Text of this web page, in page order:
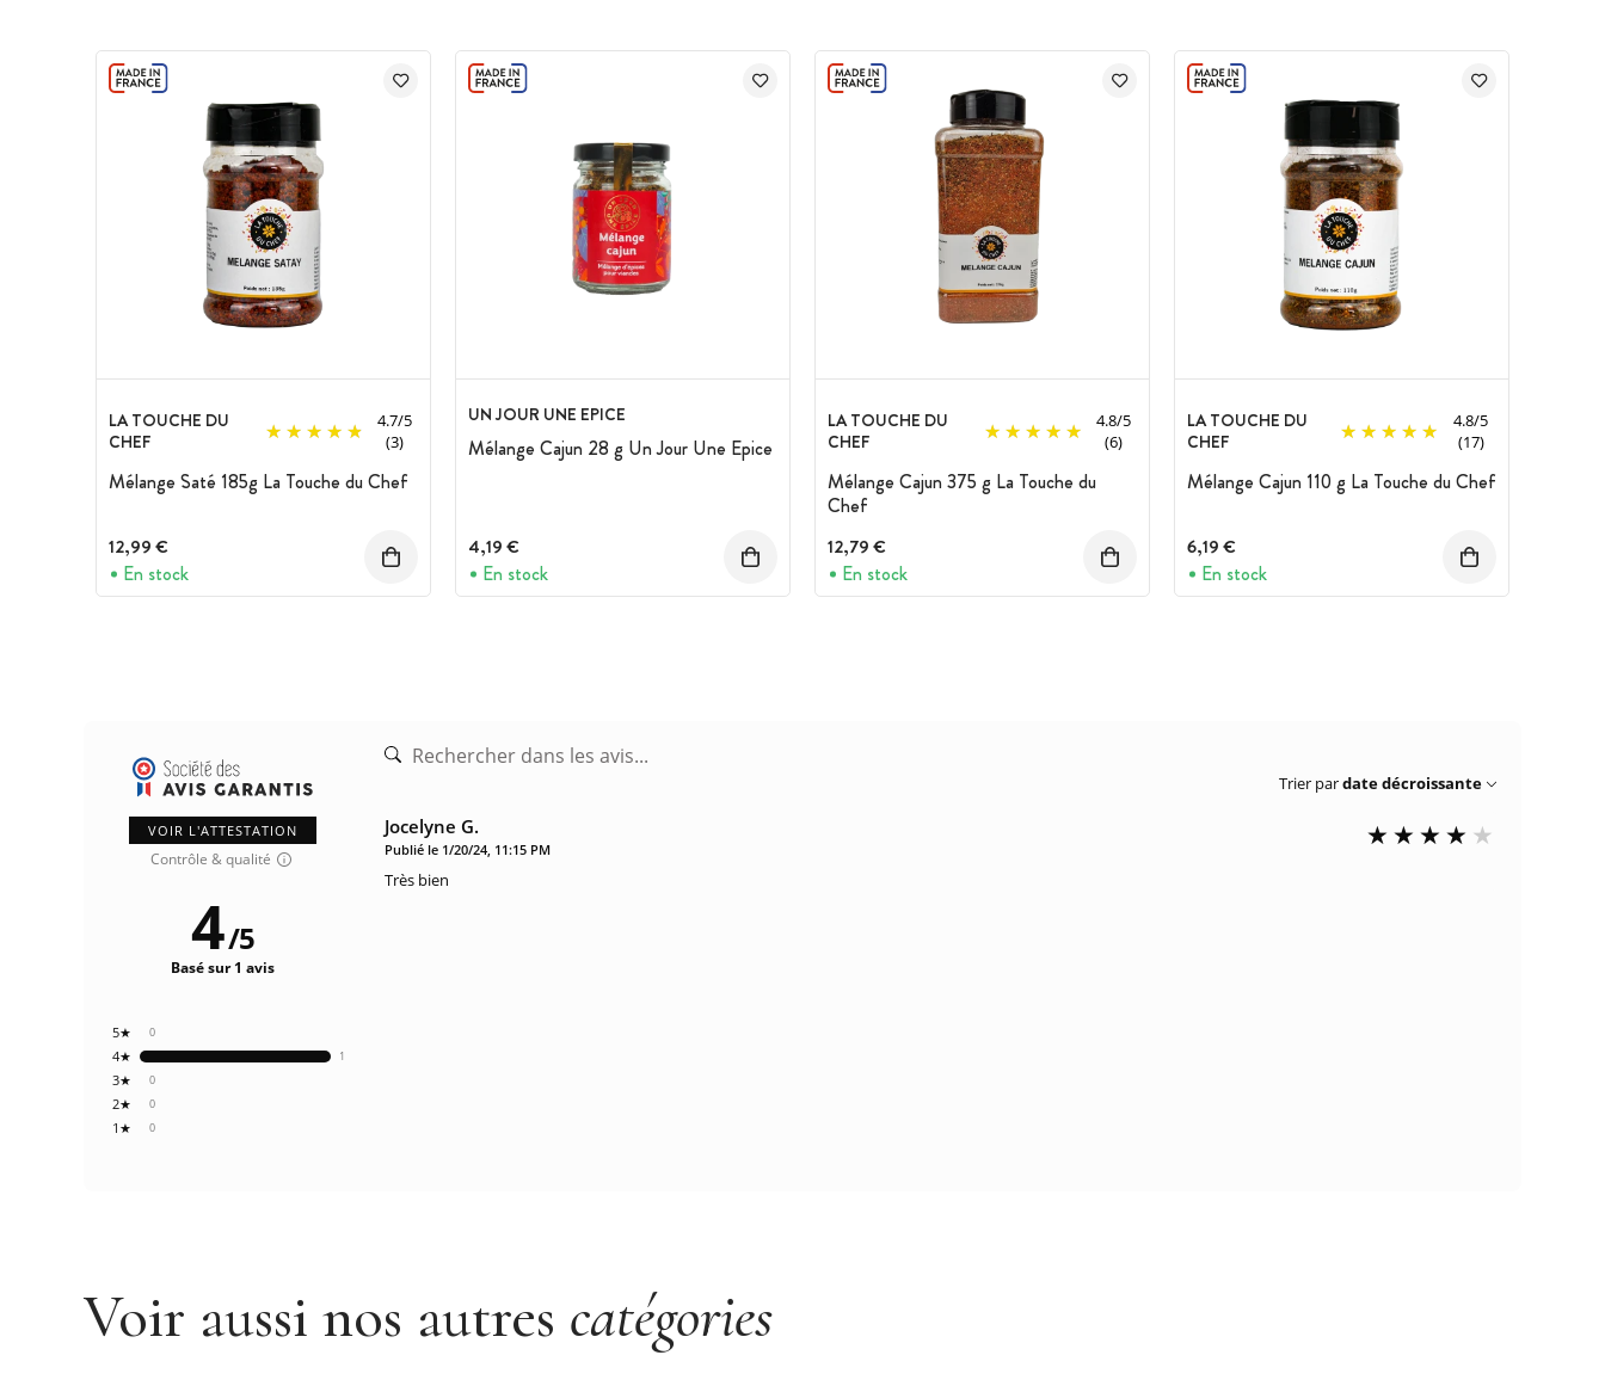
LA TOUCHE DU
CHEF
4.7/5
(3)
Mélange Saté 185g La Touche du Chef
12,99 €
En stock
UN JOUR UNE EPICE
Mélange Cajun 28 g Un Jour Une Epice
4,19 €
En stock
LA TOUCHE DU
CHEF
4.8/5
(6)
Mélange Cajun 375 g La Touche du
Chef
12,79 €
En stock
LA TOUCHE DU
CHEF
4.8/5
(17)
Mélange Cajun 110 g La Touche du Chef
6,19 €
En stock
VOIR L'ATTESTATION
Contrôle & qualité
0
1★
0
2★
0
3★
1
4★
0
5★
4/5
Basé sur 1 avis
Trier pardate décroissante
Jocelyne G.
Publié le 1/20/24, 11:15 PM
Très bien
Voir aussi nos autres catégories